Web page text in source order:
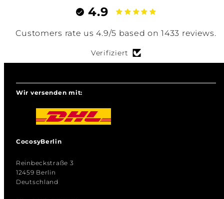
4.9
Customers rate us 4.9/5 based on 1433 reviews.
Verifiziert
Wir versenden mit:
CocosyBerlin
Reinbeckstraße 3
12459 Berlin
Deutschland